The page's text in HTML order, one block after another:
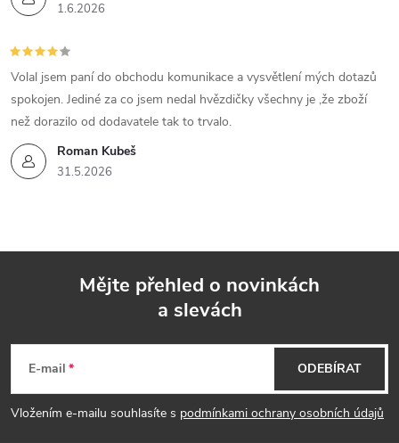
1.6.2026
Roman Kubeš
31.5.2026
Volal jsem paní do obchodu komunikace a vysvětlení mých dotazů
spokojen. Jediné za co jsem nedal hvězdičky všechny je ,že zboží
než dorazilo od dodavatele tak to trvalo.
p
Mějte přehled o novinkách
a slevách
E-mail
Vložením e-mailu souhlasíte s podmínkami ochrany osobních údajů
ODEBÍRAT